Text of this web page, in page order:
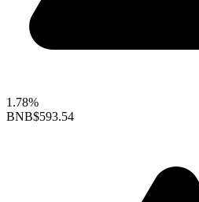
1.78%
BNB$593.54